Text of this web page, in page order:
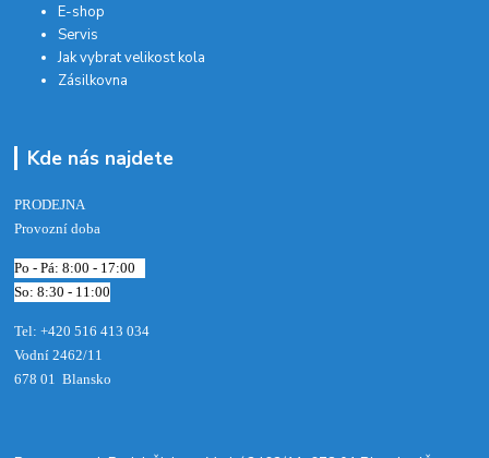
E-shop
Servis
Jak vybrat velikost kola
Zásilkovna
Kde nás najdete
PRODEJNA
Provozní doba
Po - Pá: 8:00 - 17:00
So: 8:30 - 11:00
Tel: +420 516 413 034‬
Vodní 2462/11
678 01 Blansko